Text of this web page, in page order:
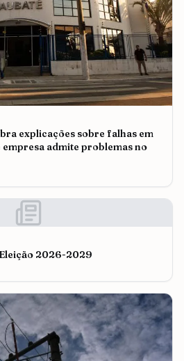
explicações sobre falhas em
admite problemas no
2026-2029